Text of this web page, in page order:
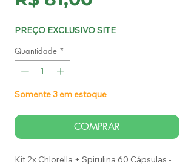
PREÇO EXCLUSIVO SITE
Quantidade *
Somente 3 em estoque
COMPRAR
Kit 2x Chlorella + Spirulina 60 Cápsulas -